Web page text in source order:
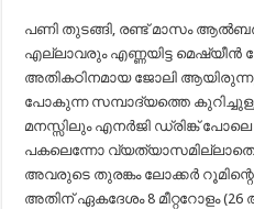
പണി തുടങ്ങി, രണ്ട് മാസം
എല്ലാവരും എണ്ണയിട്ട മെഷ്യീന്‍
അതികഠിനമായ ജോലി
പോകുന്ന സമ്പാദ്യത്തെ
മനസ്സിലും എനര്‍ജി ഡ്രിങ്ക്
പകലെന്നോ
അവരുടെ തുരങ്കം ലോക്കര്‍
അതിന് ഏകദേശം 8 മീറ്ററോളം